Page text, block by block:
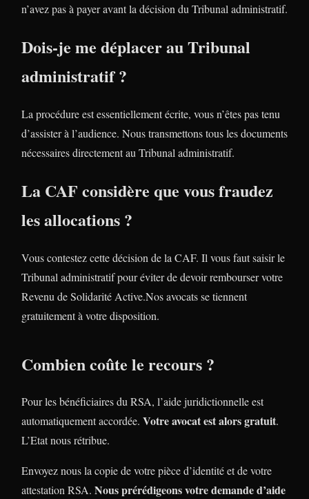
n’avez pas à payer avant la décision du Tribunal administratif.
Dois-je me déplacer au Tribunal
administratif ?
La procédure est essentiellement écrite, vous n’êtes pas tenu
d’assister à l’audience. Nous transmettons tous les documents
nécessaires directement au Tribunal administratif.
La CAF considère que vous fraudez
les allocations ?
Vous contestez cette décision de la CAF. Il vous faut saisir le
Tribunal administratif pour éviter de devoir rembourser votre
Revenu de Solidarité Active.Nos avocats se tiennent
gratuitement à votre disposition.
Combien coûte le recours ?
Pour les bénéficiaires du RSA, l’aide juridictionnelle est
automatiquement accordée. Votre avocat est alors gratuit.
L’Etat nous rétribue.
Envoyez nous la copie de votre pièce d’identité et de votre
attestation RSA. Nous prérédigeons votre demande d’aide